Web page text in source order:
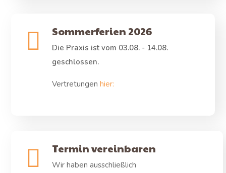
Sommerferien 2026
Die Praxis ist vom 03.08. - 14.08.
geschlossen.
Vertretungenhier:
Termin vereinbaren
Wir haben ausschließlich